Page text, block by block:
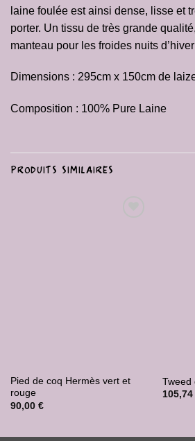
laine foulée est ainsi dense, lisse et
porter. Un tissu de très grande
manteau pour les froides nuits
Dimensions : 295cm x 150cm de
Composition : 100% Pure Laine
PRODUITS SIMILAIRES
Pied de coq Hermès vert et
rouge
90,00 €
Tweed
105,74